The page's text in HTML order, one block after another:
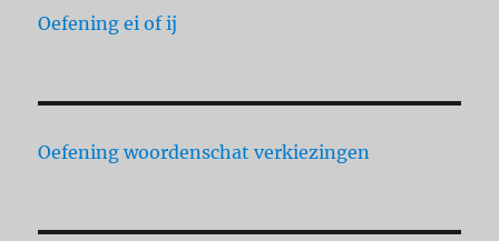
Oefening ei of ij
Oefening woordenschat verkiezingen